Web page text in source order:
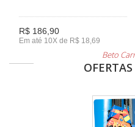
R$ 186,90
Em até 10X de R$ 18,69
Beto